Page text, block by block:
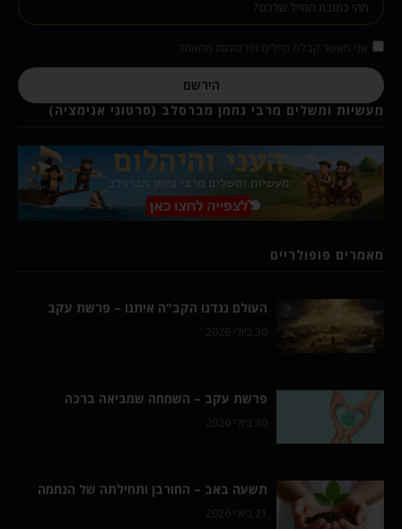
אני מאשר קבלת מיילים ופרסומות מהאתר
הירשם
מעשיות ומשלים מרבי נחמן מברסלב (סרטוני אנימציה)
מאמרים פופולריים
העולם נגדנו הקב"ה איתנו – פרשת עקב
פרשת עקב – השמחה שמביאה ברכה
תשעה באב – החורבן ותחילתה של הנחמה